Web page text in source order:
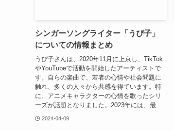
シンガーソングライター「うぴ子」
についての情報まとめ
うぴ子さんは、2020年11月に上京し、TikTok
やYouTubeで活動を開始したアーティストで
す。自らの楽曲で、若者の心情や社会問題に
触れ、多くの人々から共感を得ています。特
に、アニメキャラクターの心情を歌ったシリ
ーズが話題となりました。2023年には、最...
2024-04-09